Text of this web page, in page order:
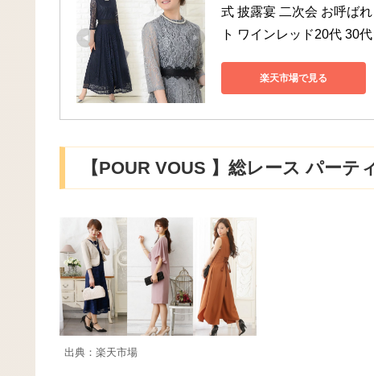
式 披露宴 二次会 お呼ば
ト ワインレッド20代 30
楽天市場で見る
【POUR VOUS 】総レース パーテ
出典：楽天市場